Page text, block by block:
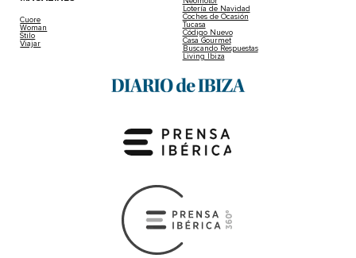
Cuore
Woman
Stilo
Viajar
Lotería de Navidad
Coches de Ocasión
Tucasa
Código Nuevo
Casa Gourmet
Buscando Respuestas
Living Ibiza